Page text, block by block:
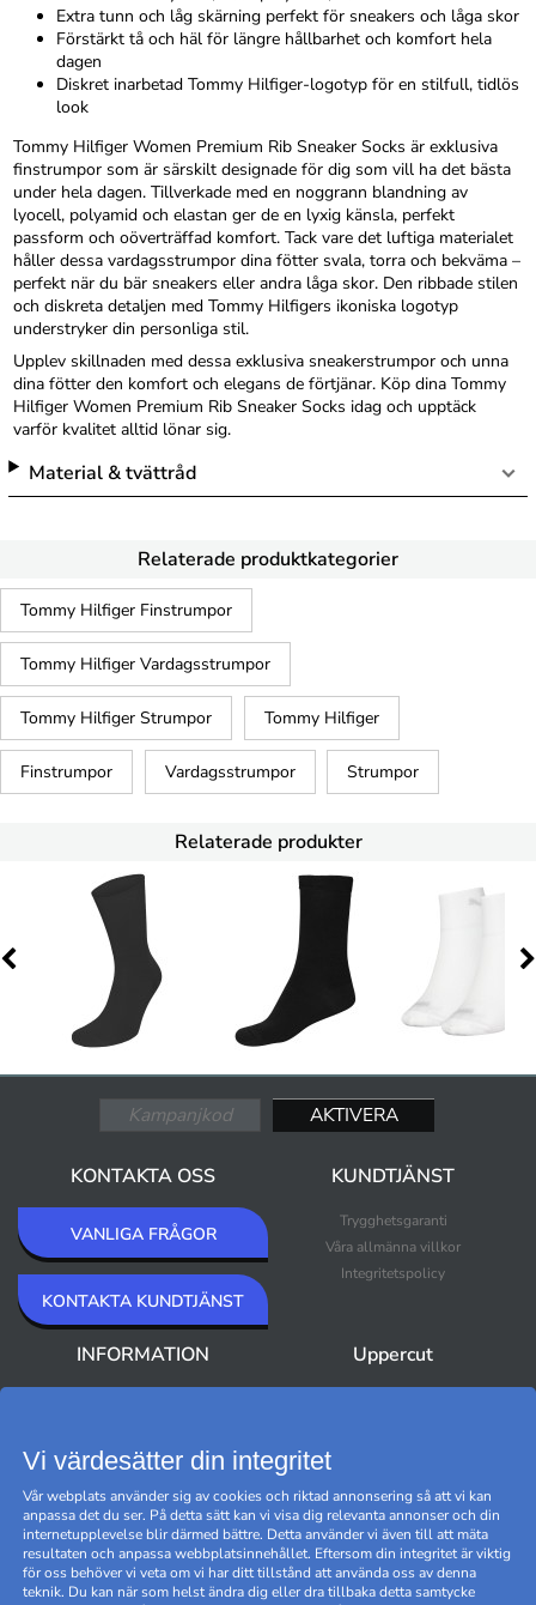
Extra tunn och låg skärning perfekt för sneakers och låga skor
Förstärkt tå och häl för längre hållbarhet och komfort hela
dagen
Diskret inarbetad Tommy Hilfiger-logotyp för en stilfull, tidlös
look
Tommy Hilfiger Women Premium Rib Sneaker Socks är exklusiva
finstrumpor som är särskilt designade för dig som vill ha det bästa
under hela dagen. Tillverkade med en noggrann blandning av
lyocell, polyamid och elastan ger de en lyxig känsla, perfekt
passform och oöverträffad komfort. Tack vare det luftiga materialet
håller dessa vardagsstrumpor dina fötter svala, torra och bekväma –
perfekt när du bär sneakers eller andra låga skor. Den ribbade stilen
och diskreta detaljen med Tommy Hilfigers ikoniska logotyp
understryker din personliga stil.
Upplev skillnaden med dessa exklusiva sneakerstrumpor och unna
dina fötter den komfort och elegans de förtjänar. Köp dina Tommy
Hilfiger Women Premium Rib Sneaker Socks idag och upptäck
varför kvalitet alltid lönar sig.
Material & tvättråd
Relaterade produktkategorier
Tommy Hilfiger Finstrumpor
Tommy Hilfiger Vardagsstrumpor
Tommy Hilfiger Strumpor Tommy Hilfiger
Finstrumpor Vardagsstrumpor Strumpor
Relaterade produkter
KONTAKTA OSS
VANLIGA FRÅGOR
KONTAKTA KUNDTJÄNST
KUNDTJÄNST
Trygghetsgaranti
Våra allmänna villkor
Integritetspolicy
INFORMATION Uppercut
Black Friday
Hantera cookies
Vi värdesätter din integritet
Vår webplats använder sig av cookies och riktad annonsering så att vi kan
anpassa det du ser. På detta sätt kan vi visa dig relevanta annonser och din
internetupplevelse blir därmed bättre. Detta använder vi även till att mäta
resultaten och anpassa webbplatsinnehållet. Eftersom din integritet är viktig
för oss behöver vi veta om vi har ditt tillstånd att använda oss av denna
teknik. Du kan när som helst ändra dig eller dra tillbaka detta samtycke